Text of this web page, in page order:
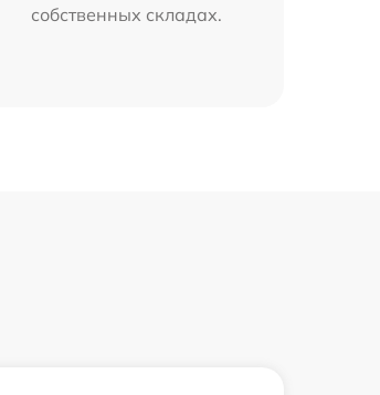
собственных складах.